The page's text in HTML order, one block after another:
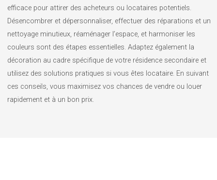
efficace pour attirer des acheteurs ou locataires potentiels.
Désencombrer et dépersonnaliser, effectuer des réparations et un
nettoyage minutieux, réaménager l’espace, et harmoniser les
couleurs sont des étapes essentielles. Adaptez également la
décoration au cadre spécifique de votre résidence secondaire et
utilisez des solutions pratiques si vous êtes locataire. En suivant
ces conseils, vous maximisez vos chances de vendre ou louer
rapidement et à un bon prix.